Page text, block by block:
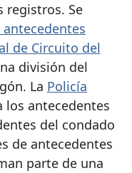
registros. Se
de Circuito del
división del
La Policía
los antecedentes
del condado
de antecedentes
parte de una